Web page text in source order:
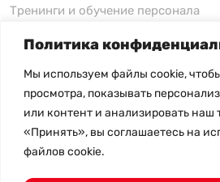
Политика
Мы используем файлы cookie,
просмотра, показывать
или контент и анализировать
«Принять», вы соглашаетесь на
файлов cookie.
Тренинги и обучение персонала
xFusion
xFusion
xFusion AI Solution
Цены на товары не являются